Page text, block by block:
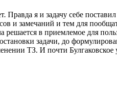
я и задачу себе
и замечаний и тем для
в приемлемое для
задачи, до
ТЗ. И почти